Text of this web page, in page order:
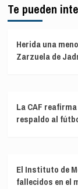
Te pueden
Herida una
Zarzuela de
La CAF
respaldo al
El Instituto de
fallecidos en el